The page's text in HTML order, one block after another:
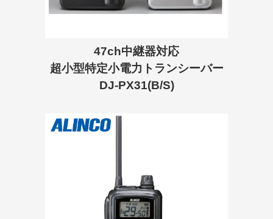
47ch中継器対応
超小型特定小電力トランシーバー
DJ-PX31(B/S)